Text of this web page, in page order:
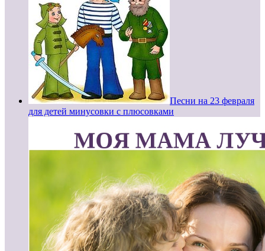
Песни на 23 февраля
для детей минусовки с плюсовками